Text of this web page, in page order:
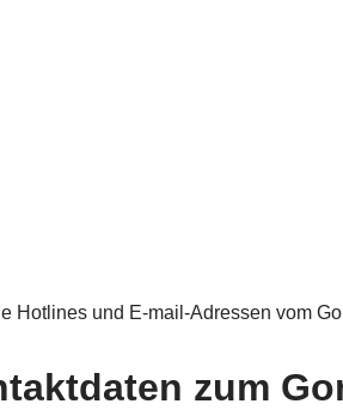
Hotlines und E-mail-Adressen vom
zum